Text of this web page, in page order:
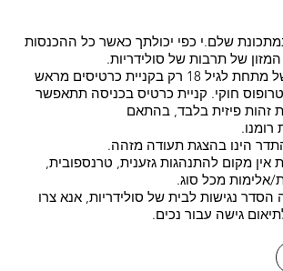
שלם.י כפי יכולתך כאשר כל ההכנסות
של תרבות של סולידריות.
*תתאפשר כניסה של מתחת לגיל 18 רק בקניית כרטיסים מראש
חוקי. קניית כרטיס בכניסה תתאפשר
זהות פיזית בלבד, בהתאם
הינו בהצגת תעודה מזהה.
אין מקום להתנהגות גזענית, טרנספובית,
אלימות מכל סוג.
הסדר נגישות לבית של סולידריות, אנא צרו
גישה עבור נכים.